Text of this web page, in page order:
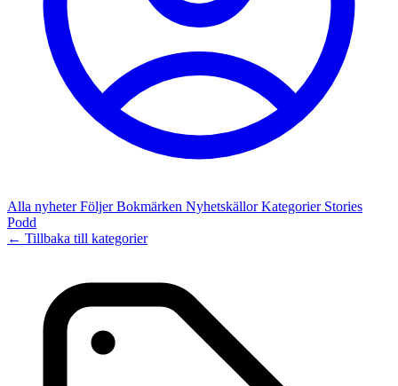
Alla nyheterFöljerBokmärken NyhetskällorKategorier Stories
Podd
← Tillbaka till kategorier